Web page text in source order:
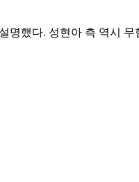
했다. 성현아 측 역시